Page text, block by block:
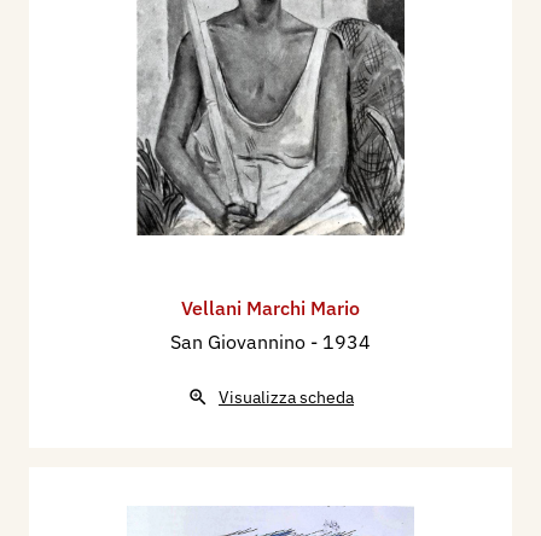
Vellani Marchi Mario
San Giovannino - 1934
Visualizza scheda